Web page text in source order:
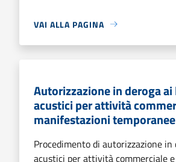
VAI ALLA PAGINA
Autorizzazione in deroga
acustici per attività
manifestazioni temporanee
Procedimento di autorizzazione
acustici per attività commerciale e